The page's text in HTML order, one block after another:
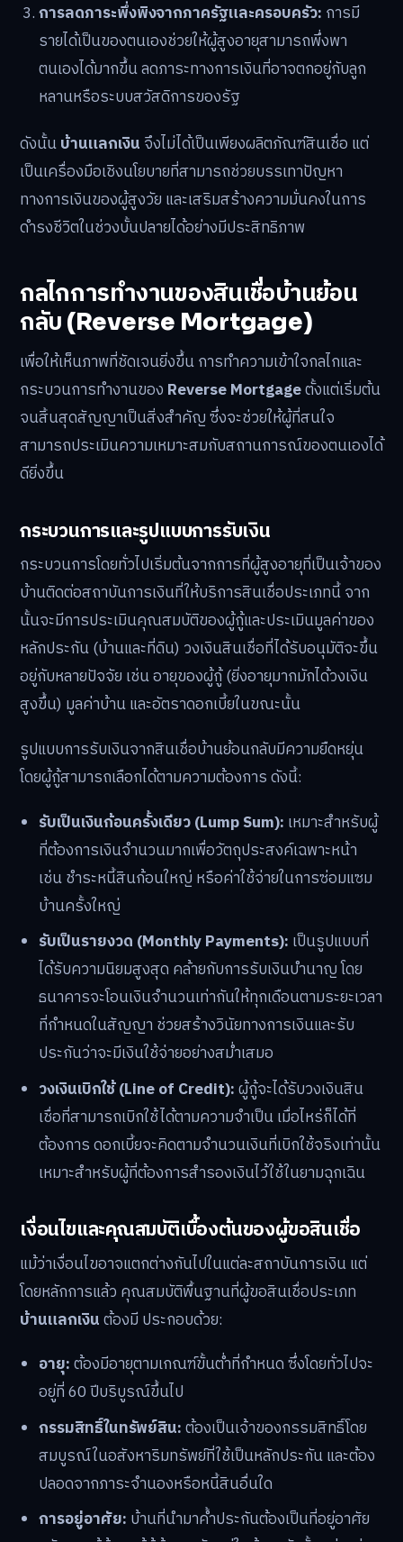
การลดภาระพึ่งพิงจากภาครัฐและครอบครัว: การมี
รายได้เป็นของตนเองช่วยให้ผู้สูงอายุสามารถพึ่งพา
ตนเองได้มากขึ้น ลดภาระทางการเงินที่อาจตกอยู่กับลูก
หลานหรือระบบสวัสดิการของรัฐ
ดังนั้นบ้านแลกเงิน จึงไม่ได้เป็นเพียงผลิตภัณฑ์สินเชื่อ แต่
เป็นเครื่องมือเชิงนโยบายที่สามารถช่วยบรรเทาปัญหา
ทางการเงินของผู้สูงวัย และเสริมสร้างความมั่นคงในการ
ดำรงชีวิตในช่วงบั้นปลายได้อย่างมีประสิทธิภาพ
กลไกการทำงานของสินเชื่อบ้านย้อน
กลับ (Reverse Mortgage)
เพื่อให้เห็นภาพที่ชัดเจนยิ่งขึ้น การทำความเข้าใจกลไกและ
กระบวนการทำงานของ Reverse Mortgageตั้งแต่เริ่มต้น
จนสิ้นสุดสัญญาเป็นสิ่งสำคัญ ซึ่งจะช่วยให้ผู้ที่สนใจ
สามารถประเมินความเหมาะสมกับสถานการณ์ของตนเองได้
ดียิ่งขึ้น
กระบวนการและรูปแบบการรับเงิน
กระบวนการโดยทั่วไปเริ่มต้นจากการที่ผู้สูงอายุที่เป็นเจ้าของ
บ้านติดต่อสถาบันการเงินที่ให้บริการสินเชื่อประเภทนี้ จาก
นั้นจะมีการประเมินคุณสมบัติของผู้กู้และประเมินมูลค่าของ
หลักประกัน (บ้านและที่ดิน) วงเงินสินเชื่อที่ได้รับอนุมัติจะขึ้น
อยู่กับหลายปัจจัย เช่น อายุของผู้กู้ (ยิ่งอายุมากมักได้วงเงิน
สูงขึ้น) มูลค่าบ้าน และอัตราดอกเบี้ยในขณะนั้น
รูปแบบการรับเงินจากสินเชื่อบ้านย้อนกลับมีความยืดหยุ่น
โดยผู้กู้สามารถเลือกได้ตามความต้องการ ดังนี้:
รับเป็นเงินก้อนครั้งเดียว (Lump Sum): เหมาะสำหรับผู้
ที่ต้องการเงินจำนวนมากเพื่อวัตถุประสงค์เฉพาะหน้า
เช่น ชำระหนี้สินก้อนใหญ่ หรือค่าใช้จ่ายในการซ่อมแซม
บ้านครั้งใหญ่
รับเป็นรายงวด (Monthly Payments): เป็นรูปแบบที่
ได้รับความนิยมสูงสุด คล้ายกับการรับเงินบำนาญ โดย
ธนาคารจะโอนเงินจำนวนเท่ากันให้ทุกเดือนตามระยะเวลา
ที่กำหนดในสัญญา ช่วยสร้างวินัยทางการเงินและรับ
ประกันว่าจะมีเงินใช้จ่ายอย่างสม่ำเสมอ
วงเงินเบิกใช้ (Line of Credit):ผู้กู้จะได้รับวงเงินสิน
เชื่อที่สามารถเบิกใช้ได้ตามความจำเป็น เมื่อไหร่ก็ได้ที่
ต้องการ ดอกเบี้ยจะคิดตามจำนวนเงินที่เบิกใช้จริงเท่านั้น
เหมาะสำหรับผู้ที่ต้องการสำรองเงินไว้ใช้ในยามฉุกเฉิน
เงื่อนไขและคุณสมบัติเบื้องต้นของผู้ขอสินเชื่อ
แม้ว่าเงื่อนไขอาจแตกต่างกันไปในแต่ละสถาบันการเงิน แต่
โดยหลักการแล้ว คุณสมบัติพื้นฐานที่ผู้ขอสินเชื่อประเภท
บ้านแลกเงินต้องมี ประกอบด้วย:
อายุ:ต้องมีอายุตามเกณฑ์ขั้นต่ำที่กำหนด ซึ่งโดยทั่วไปจะ
อยู่ที่ 60 ปีบริบูรณ์ขึ้นไป
กรรมสิทธิ์ในทรัพย์สิน:ต้องเป็นเจ้าของกรรมสิทธิ์โดย
สมบูรณ์ในอสังหาริมทรัพย์ที่ใช้เป็นหลักประกัน และต้อง
ปลอดจากภาระจำนองหรือหนี้สินอื่นใด
การอยู่อาศัย: บ้านที่นำมาค้ำประกันต้องเป็นที่อยู่อาศัย